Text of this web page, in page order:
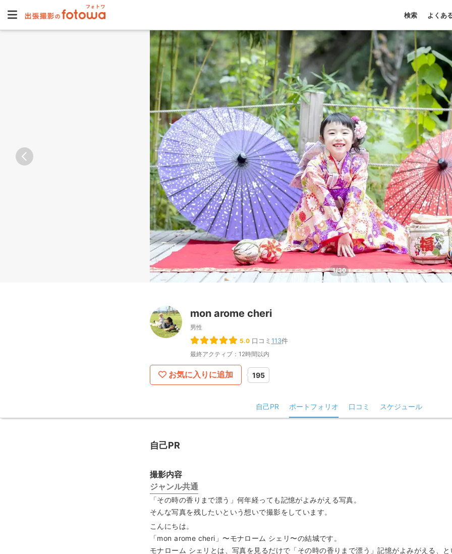
検索 よくあ
1/30
mon arome cheri
男性
5.0 口コミ 113件
最終アクティブ：12時間以内
お気に入りに追加 195
自己PR ポートフォリオ 口コミ スケジュール
自己PR
撮影内容
ジャンル共通
「その時の香りまで漂う」何年経っても記憶がよみがえる写真。
そんな写真を残したいという想いで撮影をしています。
こんにちは。
「mon arome cheri」〜モナローム シェリ〜の結城です。
モナローム シェリとは、写真を見るだけで「その時の香りまで漂う」記憶がよみがえる、と